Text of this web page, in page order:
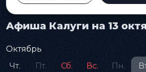
Главная Афиша
Афиша Калуги на 13
Октябрь
Чт.
Пт. Сб. Вс. Пн.